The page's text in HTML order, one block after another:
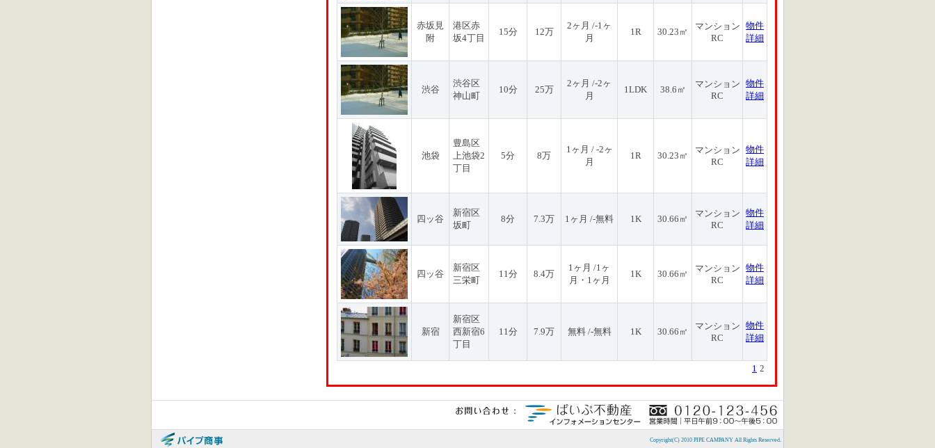
赤坂見
附
港区赤
坂4丁目
15分 12万
2ヶ月 /-1ヶ
月
1R 30.23㎡
マンション
RC
物件
詳細
渋谷
渋谷区
神山町
10分 25万
2ヶ月 /-2ヶ
月
1LDK 38.6㎡
マンション
RC
物件
詳細
池袋
豊島区
上池袋2
丁目
5分 8万
1ヶ月 / -2ヶ
月
1R 30.23㎡
マンション
RC
物件
詳細
四ッ谷
新宿区
坂町
8分 7.3万 1ヶ月 /-無料 1K 30.66㎡
マンション
RC
物件
詳細
四ッ谷
新宿区
三栄町
11分 8.4万
1ヶ月 /1ヶ
月・1ヶ月
1K 30.66㎡
マンション
RC
物件
詳細
新宿
新宿区
西新宿6
丁目
11分 7.9万 無料 /-無料 1K 30.66㎡
マンション
RC
物件
詳細
1 2
Copyright(C) 2010 PIPE CAMPANY All Rights Reserved.